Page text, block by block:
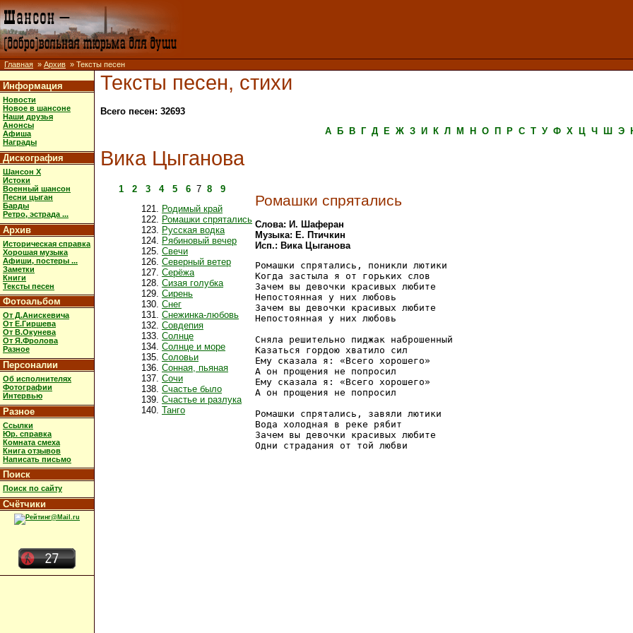
Главная » Архив » Тексты песен
Информация
Новости
Новое в шансоне
Наши друзья
Анонсы
Афиша
Награды
Дискография
Шансон X
Истоки
Военный шансон
Песни цыган
Барды
Ретро, эстрада ...
Архив
Историческая справка
Хорошая музыка
Афиши, постеры ...
Заметки
Книги
Тексты песен
Фотоальбом
От Д.Анискевича
От Е.Гиршева
От В.Окунева
От Я.Фролова
Разное
Персоналии
Об исполнителях
Фотографии
Интервью
Разное
Ссылки
Юр. справка
Комната смеха
Книга отзывов
Написать письмо
Поиск
Поиск по сайту
Счётчики
Тексты песен, стихи
Всего песен: 32693
А
Б В Г Д Е Ж З И К Л М Н О П Р С Т У Ф Х Ц Ч Ш Э
Вика Цыганова
1 2 3 4 5 6 7 8
9
Родимый край
Ромашки спрятались
Русская водка
Рябиновый вечер
Свечи
Северный ветер
Серёжа
Сизая голубка
Сирень
Снег
Снежинка-любовь
Совдепия
Солнце
Солнце и море
Соловьи
Сонная, пьяная
Сочи
Счастье было
Счастье и разлука
Танго
Ромашки спрятались
Слова: И. Шаферан
Музыка: Е. Птичкин
Исп.: Вика Цыганова
Ромашки спрятались, поникли лютики
Когда застыла я от горьких слов
Зачем вы девочки красивых любите
Непостоянная у них любовь
Зачем вы девочки красивых любите
Непостоянная у них любовь
Сняла решительно пиджак наброшенный
Казаться гордою хватило сил
Ему сказала я: «Всего хорошего»
А он прощения не попросил
Ему сказала я: «Всего хорошего»
А он прощения не попросил
Ромашки спрятались, завяли лютики
Вода холодная в реке рябит
Зачем вы девочки красивых любите